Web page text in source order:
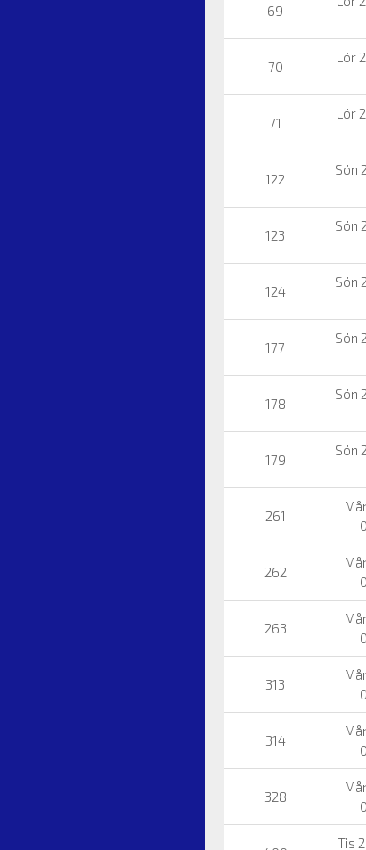
69
70
Lör
71
Lör
122
Sön
123
Sön
124
Sön
177
Sön
178
Sön
179
Sön
261
262
263
313
314
328
Tis